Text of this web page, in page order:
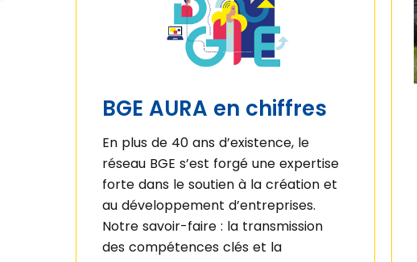
BGE AURA en chiffres
En plus de 40 ans d’existence, le
réseau BGE s’est forgé une expertise
forte dans le soutien à la création et
au développement d’entreprises.
Notre savoir-faire : la transmission
des compétences clés et la